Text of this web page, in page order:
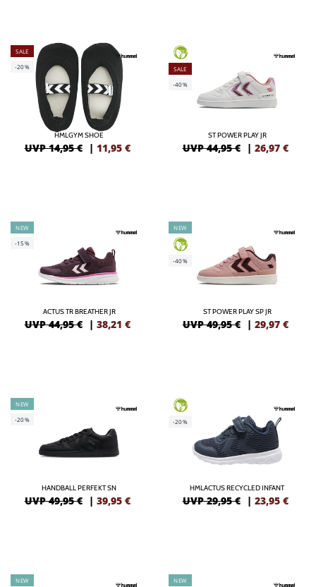
SALE
-20%
HMLGYM SHOE
UVP 14,95 € | 11,95 €
GREEN
SALE
-40%
ST POWER PLAY JR
UVP 44,95 € | 26,97 €
NEW
-15%
ACTUS TR BREATHER JR
UVP 44,95 € | 38,21 €
NEW
GREEN
-40%
ST POWER PLAY SP JR
UVP 49,95 € | 29,97 €
NEW
-20%
HANDBALL PERFEKT SN
UVP 49,95 € | 39,95 €
GREEN
-20%
HMLACTUS RECYCLED INFANT
UVP 29,95 € | 23,95 €
NEW
NEW